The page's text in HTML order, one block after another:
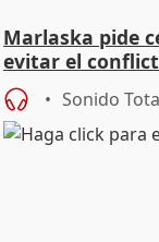
Marlaska pide
evitar el
Sonido